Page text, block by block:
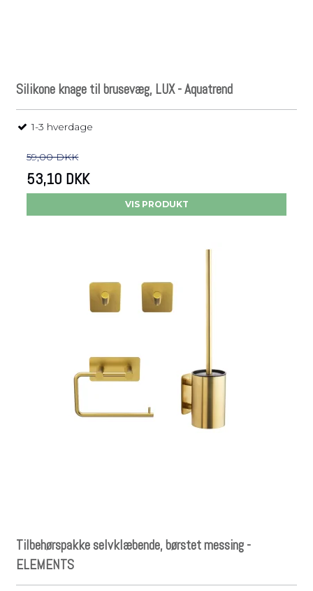
Silikone knage til brusevæg, LUX - Aquatrend
1-3 hverdage
59,00 DKK
53,10 DKK
VIS PRODUKT
Tilbehørspakke selvklæbende, børstet messing -
ELEMENTS